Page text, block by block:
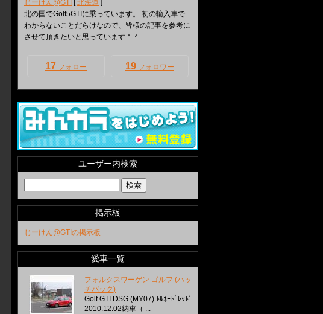
じーけん@GTI [北海道 ]
北の国でGolf5GTIに乗っています。 初の輸入車で
わからないことだらけなので、皆様の記事を参考に
させて頂きたいと思っています＾＾
17 フォロー 19 フォロワー
ユーザー内検索
掲示板
じーけん@GTIの掲示板
愛車一覧
フォルクスワーゲン ゴルフ (ハッ
チバック)
Golf GTI DSG (MY07) ﾄﾙﾈｰﾄﾞﾚｯﾄﾞ
2010.12.02納車（ ...